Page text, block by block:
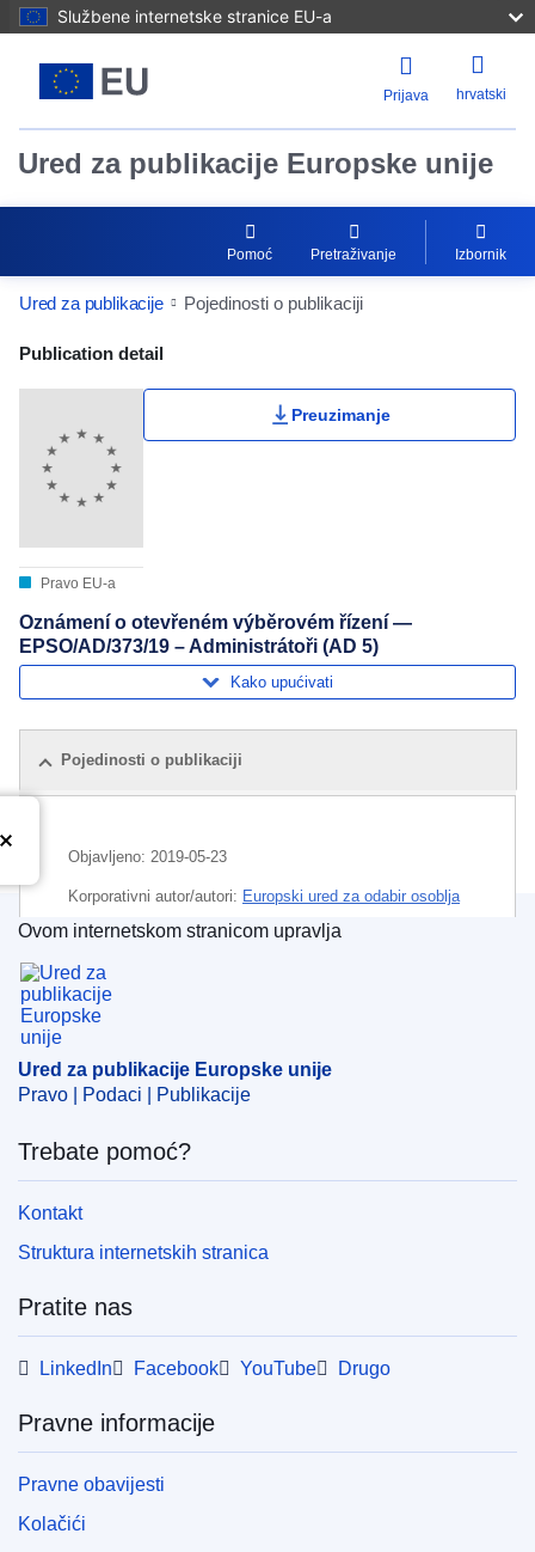
Službene internetske stranice EU-a
Prijava hrvatski
Ured za publikacije Europske unije
Pomoć Pretraživanje Izbornik
Ured za publikacije Pojedinosti o publikaciji
Publication Detail Actions Portlet
Publication detail
Pravo EU-a
Preuzimanje
Oznámení o otevřeném výběrovém řízení —
EPSO/AD/373/19 – Administrátoři (AD 5)
Kako upućivati
Pojedinosti o publikaciji
Objavljeno: 2019-05-23
Korporativni autor/autori: Europski ured za odabir osoblja
Europska komisija)
Predmet:
CELEX : C2019/177A/01
Ured za publikacije Europske unije
Ovom internetskom stranicom upravlja
Ured za publikacije Europske unije
Pravo | Podaci | Publikacije
Trebate pomoć?
Kontakt
Struktura internetskih stranica
Pratite nas
LinkedIn Facebook YouTube Drugo
Pravne informacije
Pravne obavijesti
Kolačići